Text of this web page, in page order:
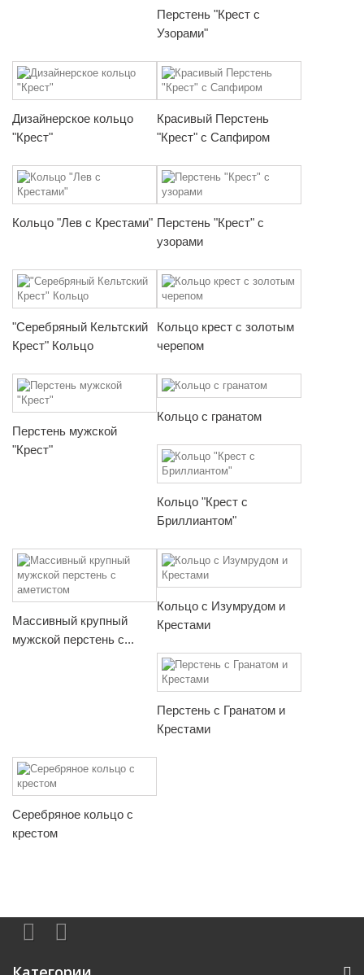
Перстень "Крест с
Узорами"
Дизайнерское кольцо
"Крест"
Красивый Перстень
"Крест" с Сапфиром
Кольцо "Лев с Крестами" Перстень "Крест" с
узорами
"Серебряный Кельтский
Крест" Кольцо
Кольцо крест с золотым
черепом
Перстень мужской
"Крест"
Кольцо с гранатом
Кольцо "Крест с
Бриллиантом"
Массивный крупный
мужской перстень с...
Кольцо с Изумрудом и
Крестами
Перстень с Гранатом и
Крестами
Серебряное кольцо с
крестом